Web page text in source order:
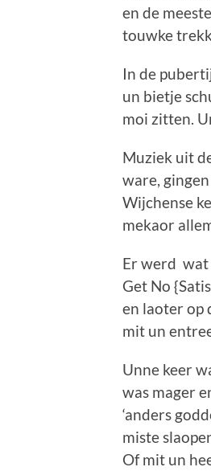
en de
touwke
In de
un bietje
moi zitten.
Muziek uit
ware,
Wijchense
mekaor
Er werd wat
Get No
en laoter op
mit un
Unne keer
was mager
‘anders
miste
Of mit un